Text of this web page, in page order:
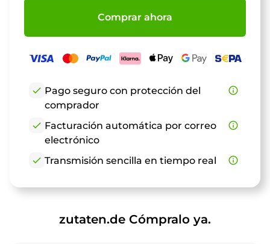
Comprar ahora
check Pago seguro con protección del
comprador
info_outline
check Facturación automática por correo
electrónico
info_outline
check Transmisión sencilla en tiempo real info_outline
zutaten.de Cómpralo ya.